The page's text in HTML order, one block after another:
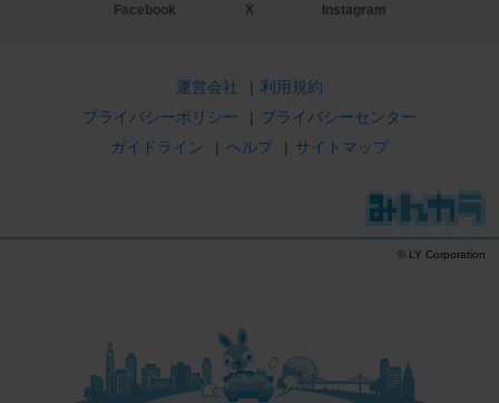
Facebook X Instagram
運営会社 | 利用規約
プライバシーポリシー
| プライバシーセンター
ガイドライン
| ヘルプ | サイトマップ
© LY Corporation